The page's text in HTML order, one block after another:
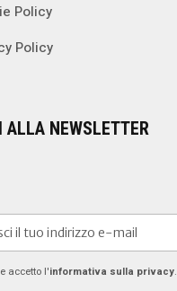
Policy
Policy
ALLA NEWSLETTER
accetto l'informativa sulla privacy.